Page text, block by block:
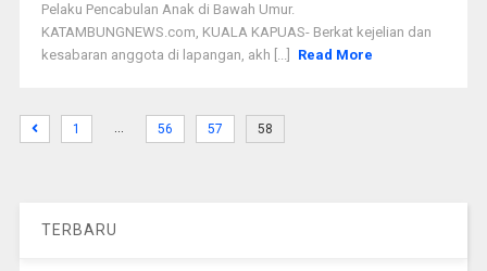
Pelaku Pencabulan Anak di Bawah Umur.
KATAMBUNGNEWS.com, KUALA KAPUAS- Berkat kejelian dan
kesabaran anggota di lapangan, akh [...]
Read More
1 … 56 57 58
TERBARU